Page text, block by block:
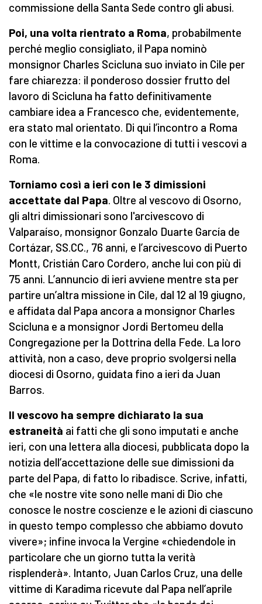
commissione della Santa Sede contro gli abusi.
Poi, una volta rientrato a Roma, probabilmente
perché meglio consigliato, il Papa nominò
monsignor Charles Scicluna suo inviato in Cile per
fare chiarezza: il ponderoso dossier frutto del
lavoro di Scicluna ha fatto definitivamente
cambiare idea a Francesco che, evidentemente,
era stato mal orientato. Di qui l’incontro a Roma
con le vittime e la convocazione di tutti i vescovi a
Roma.
Torniamo così a ieri con le 3 dimissioni
accettate dal Papa. Oltre al vescovo di Osorno,
gli altri dimissionari sono l'arcivescovo di
Valparaíso, monsignor Gonzalo Duarte García de
Cortázar, SS.CC., 76 anni, e l’arcivescovo di Puerto
Montt, Cristián Caro Cordero, anche lui con più di
75 anni. L’annuncio di ieri avviene mentre sta per
partire un’altra missione in Cile, dal 12 al 19 giugno,
e affidata dal Papa ancora a monsignor Charles
Scicluna e a monsignor Jordi Bertomeu della
Congregazione per la Dottrina della Fede. La loro
attività, non a caso, deve proprio svolgersi nella
diocesi di Osorno, guidata fino a ieri da Juan
Barros.
Il vescovo ha sempre dichiarato la sua
estraneità ai fatti che gli sono imputati e anche
ieri, con una lettera alla diocesi, pubblicata dopo la
notizia dell’accettazione delle sue dimissioni da
parte del Papa, di fatto lo ribadisce. Scrive, infatti,
che «le nostre vite sono nelle mani di Dio che
conosce le nostre coscienze e le azioni di ciascuno
in questo tempo complesso che abbiamo dovuto
vivere»; infine invoca la Vergine «chiedendole in
particolare che un giorno tutta la verità
risplenderà». Intanto, Juan Carlos Cruz, una delle
vittime di Karadima ricevute dal Papa nell’aprile